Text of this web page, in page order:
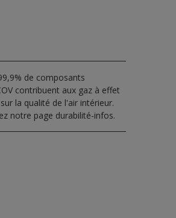
de composants
contribuent aux gaz à effet
la qualité de l'air intérieur.
notre page durabilité-infos.